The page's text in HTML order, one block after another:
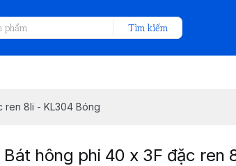
Tìm kiếm
ren 8li - KL304 Bóng
Bát hông phi 40 x 3F đặc ren